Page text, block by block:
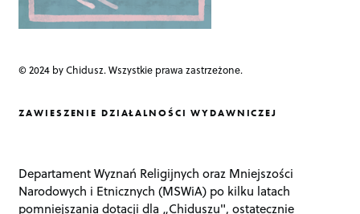
© 2024 by Chidusz. Wszystkie prawa zastrzeżone.
ZAWIESZENIE DZIAŁALNOŚCI WYDAWNICZEJ
Departament Wyznań Religijnych oraz Mniejszości
Narodowych i Etnicznych (MSWiA) po kilku latach
pomniejszania dotacji dla „Chiduszu", ostatecznie